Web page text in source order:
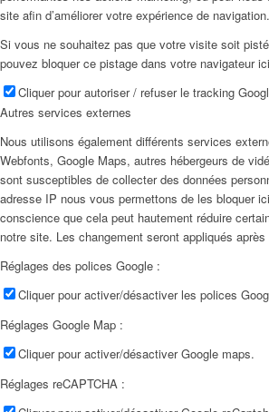
site afin d’améliorer votre expérience de navigation.
Si vous ne souhaitez pas que votre visite soit
pouvez bloquer ce pistage dans votre navigateur
Cliquer pour autoriser / refuser le tracking
Autres services externes
Nous utilisons également différents services
Webfonts, Google Maps, autres hébergeurs de
sont susceptibles de collecter des données
adresse IP nous vous permettons de les bloquer
conscience que cela peut hautement réduire
notre site. Les changement seront appliqués
Réglages des polices Google :
Cliquer pour activer/désactiver les polices
Réglages Google Map :
Cliquer pour activer/désactiver Google maps.
Réglages reCAPTCHA :